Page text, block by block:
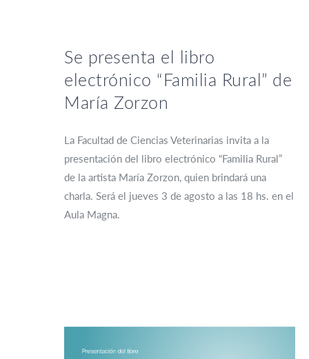
Se presenta el libro
electrónico “Familia Rural” de
María Zorzon
La Facultad de Ciencias Veterinarias invita a la
presentación del libro electrónico “Familia Rural”
de la artista María Zorzon, quien brindará una
charla. Será el jueves 3 de agosto a las 18 hs. en el
Aula Magna.